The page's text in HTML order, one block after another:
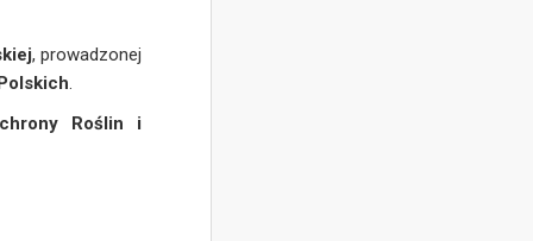
, prowadzonej
.
Roślin i